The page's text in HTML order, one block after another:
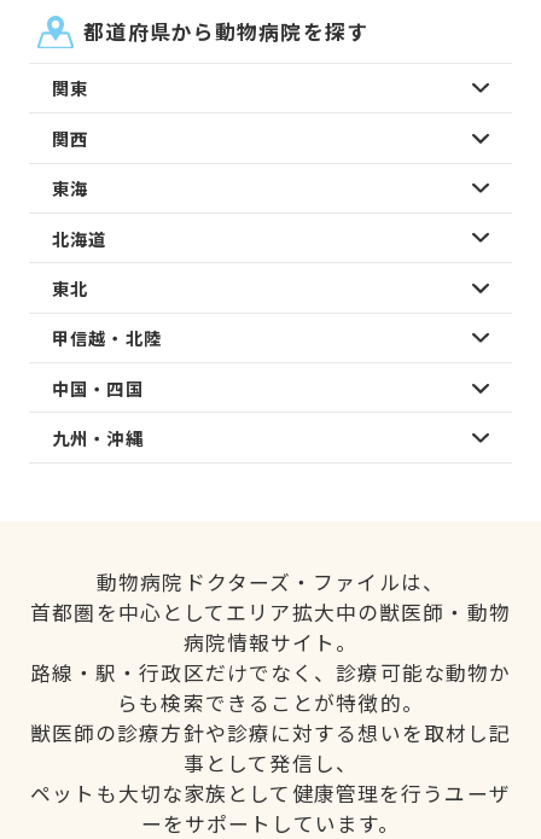
都道府県から動物病院を探す
関東
関西
東海
北海道
東北
甲信越・北陸
中国・四国
九州・沖縄
動物病院ドクターズ・ファイルは、
首都圏を中心としてエリア拡大中の獣医師・動物
病院情報サイト。
路線・駅・行政区だけでなく、診療可能な動物か
らも検索できることが特徴的。
獣医師の診療方針や診療に対する想いを取材し記
事として発信し、
ペットも大切な家族として健康管理を行うユーザ
ーをサポートしています。